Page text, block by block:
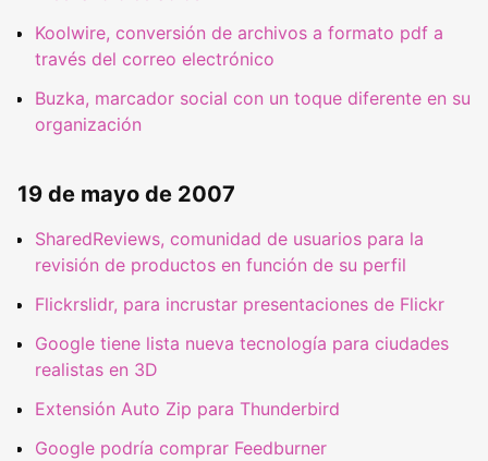
Koolwire, conversión de archivos a formato pdf a
través del correo electrónico
Buzka, marcador social con un toque diferente en su
organización
19 de mayo de 2007
SharedReviews, comunidad de usuarios para la
revisión de productos en función de su perfil
Flickrslidr, para incrustar presentaciones de Flickr
Google tiene lista nueva tecnología para ciudades
realistas en 3D
Extensión Auto Zip para Thunderbird
Google podría comprar Feedburner